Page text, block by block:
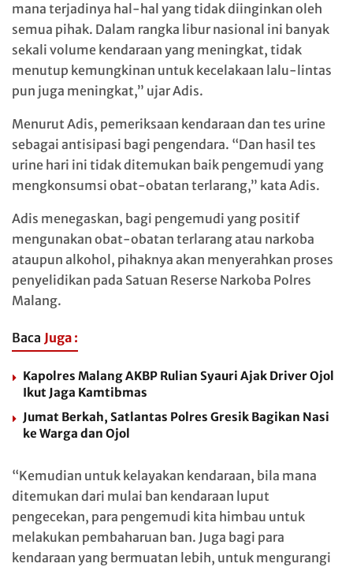
mana terjadinya hal-hal yang tidak diinginkan oleh
semua pihak. Dalam rangka libur nasional ini banyak
sekali volume kendaraan yang meningkat, tidak
menutup kemungkinan untuk kecelakaan lalu-lintas
pun juga meningkat,” ujar Adis.
Menurut Adis, pemeriksaan kendaraan dan tes urine
sebagai antisipasi bagi pengendara. “Dan hasil tes
urine hari ini tidak ditemukan baik pengemudi yang
mengkonsumsi obat-obatan terlarang,” kata Adis.
Adis menegaskan, bagi pengemudi yang positif
mengunakan obat-obatan terlarang atau narkoba
ataupun alkohol, pihaknya akan menyerahkan proses
penyelidikan pada Satuan Reserse Narkoba Polres
Malang.
Baca Juga :
Kapolres Malang AKBP Rulian Syauri Ajak Driver Ojol
Ikut Jaga Kamtibmas
Jumat Berkah, Satlantas Polres Gresik Bagikan Nasi
ke Warga dan Ojol
“Kemudian untuk kelayakan kendaraan, bila mana
ditemukan dari mulai ban kendaraan luput
pengecekan, para pengemudi kita himbau untuk
melakukan pembaharuan ban. Juga bagi para
kendaraan yang bermuatan lebih, untuk mengurangi